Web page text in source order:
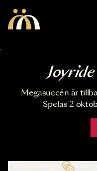
Megasuccén är
Spelas 2